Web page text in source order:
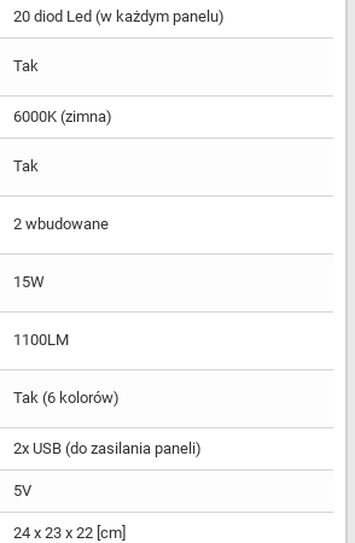
20 diod Led (w każdym panelu)
Tak
6000K (zimna)
Tak
2 wbudowane
15W
1100LM
Tak (6 kolorów)
2x USB (do zasilania paneli)
5V
24 x 23 x 22 [cm]